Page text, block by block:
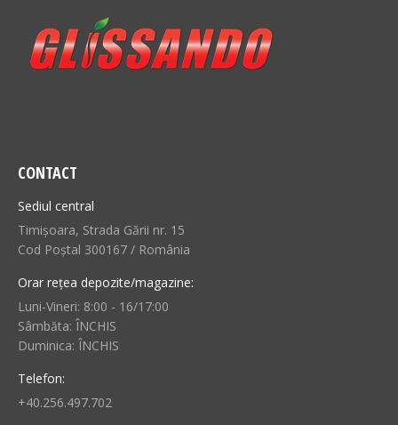
CONTACT
Sediul central
Timișoara, Strada Gării nr. 15
Cod Poștal 300167 / România
Orar rețea depozite/magazine:
Luni-Vineri: 8:00 - 16/17:00
Sâmbăta: ÎNCHIS
Duminica: ÎNCHIS
Telefon:
+40.256.497.702